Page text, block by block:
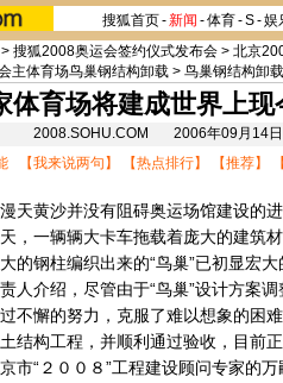
搜狐首页-新闻 -体育-S-娱
> 搜狐2008奥运会签约仪式发布会 > 北京
主体育场鸟巢钢结构卸载 > 鸟巢钢结构卸
体育场将建成世界上
2008.SOHU.COM 2006年09月14
【我来说两句 】 【热点排行】 【推荐】
黄沙并没有阻碍奥运场馆建设的进
，一辆辆大卡车拖载着庞大的建筑
的钢柱编织出来的“鸟巢”已初显宏
介绍，尽管由于“鸟巢”设计方案调
不懈的努力，克服了难以想象的困
结构工程，并顺利通过验收，目前
“２００８”工程建设顾问专家的万